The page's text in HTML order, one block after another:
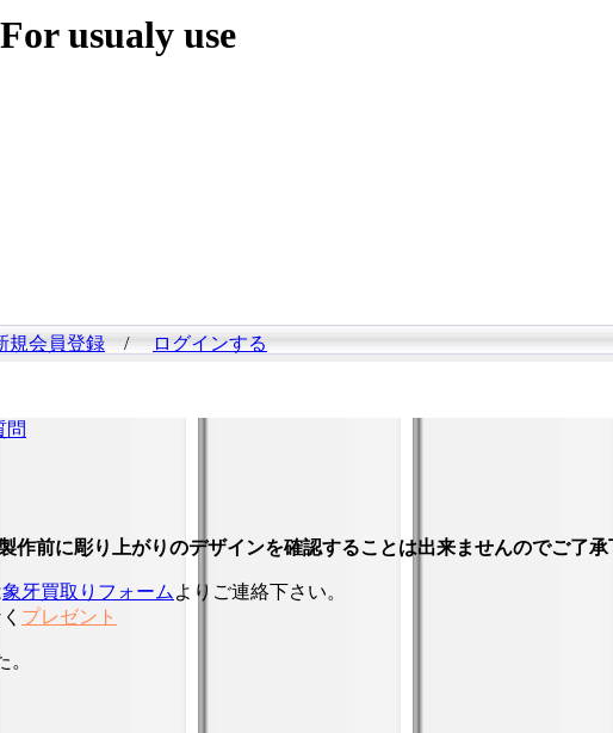
usualy use
規会員登録/ログインする
問
前に彫り上がりのデザインを確認することは出来ませんのでご了承
象牙買取りフォーム よりご連絡下さい。
プレゼント